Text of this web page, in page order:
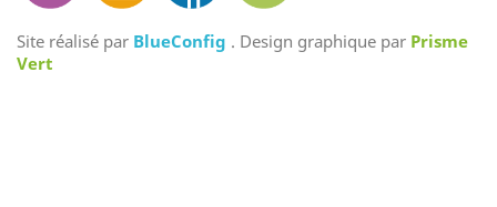
Site réalisé par BlueConfig . Design graphique par Prisme
Vert